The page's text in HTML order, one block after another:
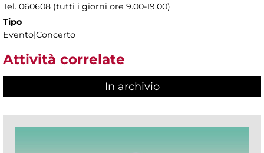
Tel. 060608 (tutti i giorni ore 9.00-19.00)
Tipo
Evento|Concerto
Attività correlate
In archivio